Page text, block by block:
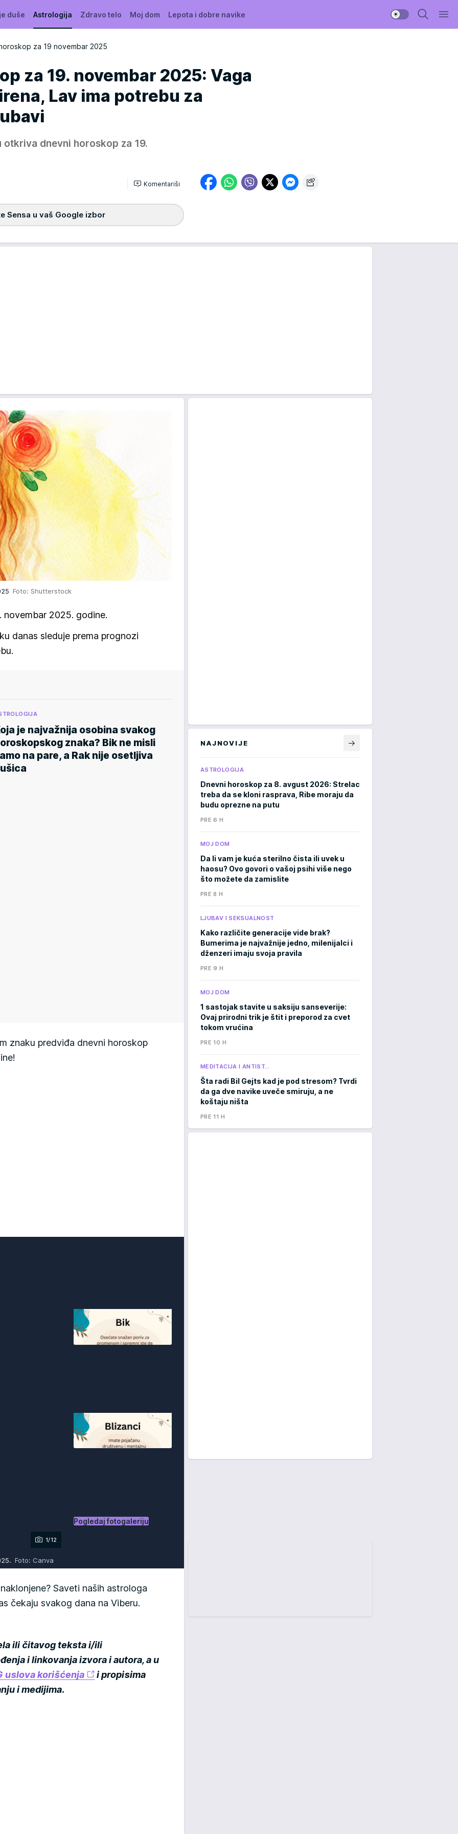
duše Astrologija Zdravo telo Moj dom Lepota i dobre navike
za 19 novembar 2025
za 19. novembar 2025: Vaga
Lav ima potrebu za
otkriva dnevni horoskop za 19.
Komentariši
Sensa u vaš Google izbor
Foto: Shutterstock
novembar 2025. godine.
danas sleduje prema prognozi
je najvažnija osobina svakog
znaka? Bik ne misli
na pare, a Rak nije osetljiva
znaku predviđa dnevni horoskop
1/12
Pogledaj fotogaleriju
Foto: Canva
Saveti naših astrologa
čekaju svakog dana na Viberu.
ili čitavog teksta i/ili
i linkovanja izvora i autora, a u
uslova korišćenja
i propisima
i medijima.
NAJNOVIJE
ASTROLOGIJA
Dnevni horoskop za 8. avgust 2026: Strelac
treba da se kloni rasprava, Ribe moraju da
budu oprezne na putu
PRE 6 H
MOJ DOM
Da li vam je kuća sterilno čista ili uvek u
haosu? Ovo govori o vašoj psihi više nego
što možete da zamislite
PRE 8 H
LJUBAV I SEKSUALNOST
Kako različite generacije vide brak?
Bumerima je najvažnije jedno, milenijalci i
dženzeri imaju svoja pravila
PRE 9 H
MOJ DOM
1 sastojak stavite u saksiju sanseverije:
Ovaj prirodni trik je štit i preporod za cvet
tokom vrućina
PRE 10 H
MEDITACIJA I ANTIST…
Šta radi Bil Gejts kad je pod stresom? Tvrdi
da ga dve navike uveče smiruju, a ne
koštaju ništa
PRE 11 H